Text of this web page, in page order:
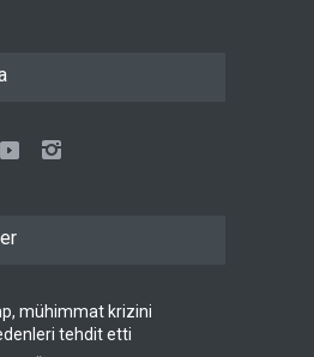
mühimmat krizini
tehdit etti